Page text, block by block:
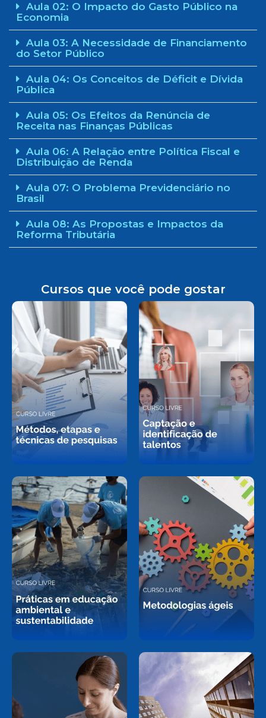
Aula 02: O Impacto do Gasto Público na
Economia
Aula 03: A Necessidade de Financiamento
do Setor Público
Aula 04: Os Conceitos de Déficit e Dívida
Pública
Aula 05: Os Efeitos da Renúncia de
Receita nas Finanças Públicas
Aula 06: A Relação entre Política Fiscal e
Distribuição de Renda
Aula 07: O Problema Previdenciário no
Brasil
Aula 08: As Propostas e Impactos da
Reforma Tributária
Cursos que você pode gostar